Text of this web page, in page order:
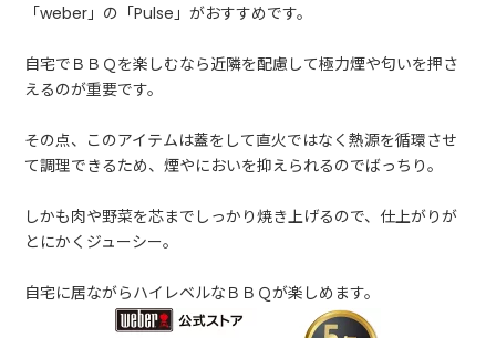
「weber」の「Pulse」がおすすめです。
自宅でＢＢＱを楽しむなら近隣を配慮して極力煙や匂いを押さ
えるのが重要です。
その点、このアイテムは蓋をして直火ではなく熱源を循環させ
て調理できるため、煙やにおいを抑えられるのでばっちり。
しかも肉や野菜を芯までしっかり焼き上げるので、仕上がりが
とにかくジューシー。
自宅に居ながらハイレベルなＢＢＱが楽しめます。